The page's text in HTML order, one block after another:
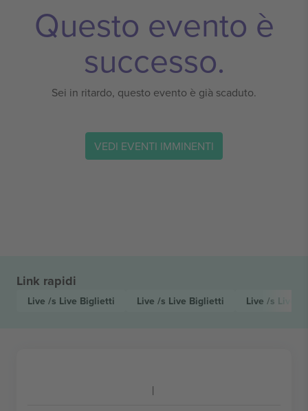
Questo evento è
successo.
Sei in ritardo, questo evento è già scaduto.
VEDI EVENTI IMMINENTI
Link rapidi
Live /s Live Biglietti Live /s Live Biglietti Live /s Live